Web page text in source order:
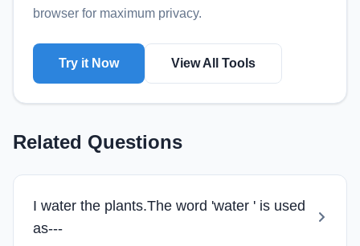
browser for maximum privacy.
Try it Now View All Tools
Related Questions
I water the plants.The word 'water ' is used
as---